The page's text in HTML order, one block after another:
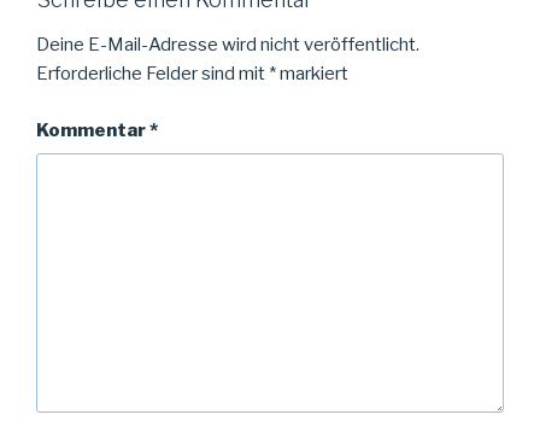
Deine E-Mail-Adresse wird nicht veröffentlicht.
Erforderliche Felder sind mit *markiert
Kommentar*